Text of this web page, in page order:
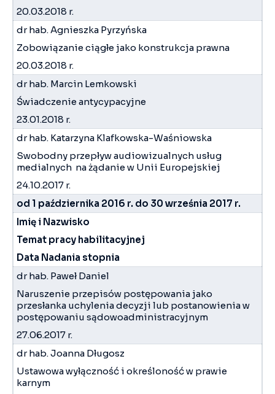
20.03.2018 r.
dr hab. Agnieszka Pyrzyńska
Zobowiązanie ciągłe jako konstrukcja prawna
20.03.2018 r.
dr hab. Marcin Lemkowski
Świadczenie antycypacyjne
23.01.2018 r.
dr hab. Katarzyna Klafkowska-Waśniowska
Swobodny przepływ audiowizualnych usług
medialnych na żądanie w Unii Europejskiej
24.10.2017 r.
od 1 października 2016 r. do 30 września 2017 r.
Imię i Nazwisko
Temat pracy habilitacyjnej
Data Nadania stopnia
dr hab. Paweł Daniel
Naruszenie przepisów postępowania jako
przesłanka uchylenia decyzji lub postanowienia w
postępowaniu sądowoadministracyjnym
27.06.2017 r.
dr hab. Joanna Długosz
Ustawowa wyłączność i określoność w prawie
karnym